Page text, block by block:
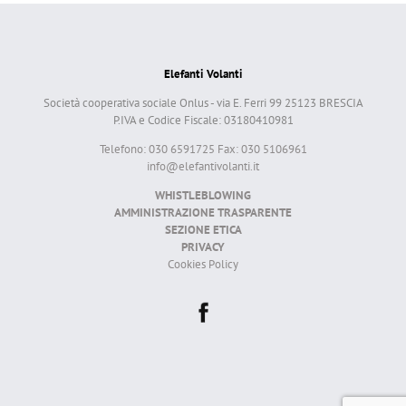
Elefanti Volanti
Società cooperativa sociale Onlus - via E. Ferri 99 25123 BRESCIA
P.IVA e Codice Fiscale: 03180410981
Telefono: 030 6591725 Fax: 030 5106961
info@elefantivolanti.it
WHISTLEBLOWING
AMMINISTRAZIONE TRASPARENTE
SEZIONE ETICA
PRIVACY
Cookies Policy